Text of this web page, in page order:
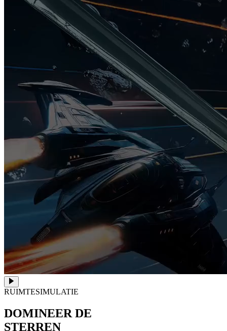
RUIMTESIMULATIE
DOMINEER DE
STERREN